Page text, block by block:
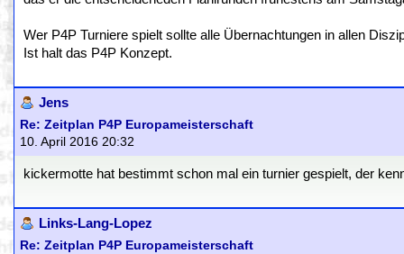
Wer P4P Turniere spielt sollte alle Übernachtungen in allen
Ist halt das P4P Konzept.
Jens
Re: Zeitplan P4P Europameisterschaft
10. April 2016 20:32
kickermotte hat bestimmt schon mal ein turnier gespielt, der
Links-Lang-Lopez
Re: Zeitplan P4P Europameisterschaft